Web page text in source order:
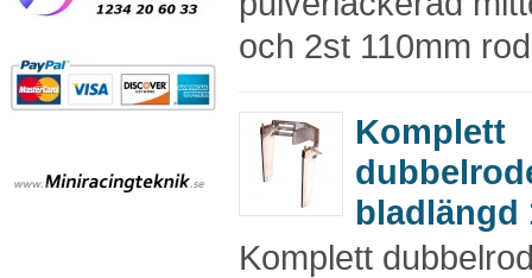
och 2st 110mm
Komplett
bladlängd
Komplett